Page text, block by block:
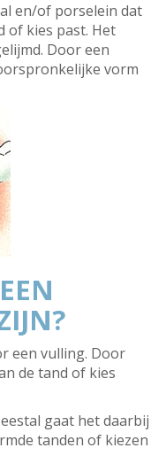
en/of porselein dat
of kies past. Het
Door een
vorm
een vulling. Door
de tand of kies
gaat het daarbij
tanden of kiezen